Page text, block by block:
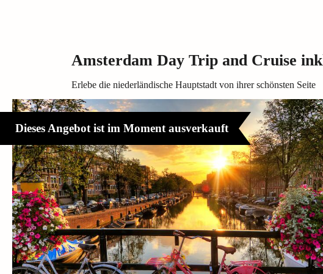
Amsterdam Day Trip and Cruise
Erlebe die niederländische Hauptstadt von ihrer schönsten Seite
Dieses Angebot ist im Moment ausverkauft